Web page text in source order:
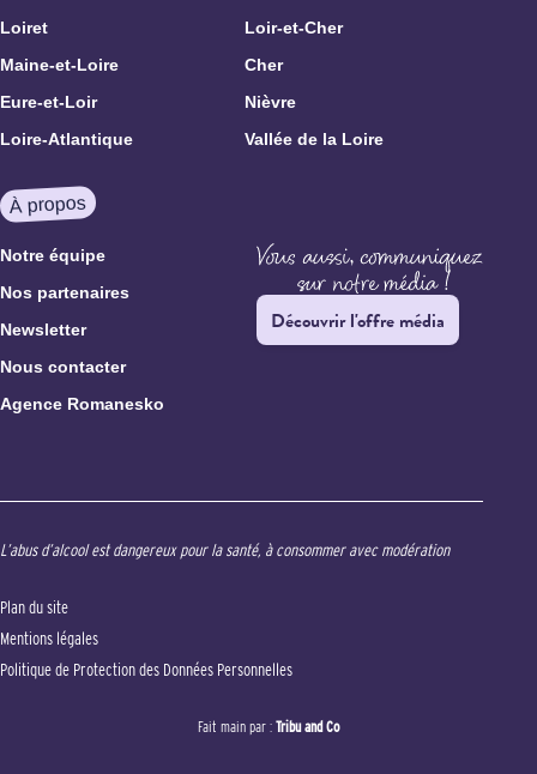
Loiret
Loir-et-Cher
Maine-et-Loire
Cher
Eure-et-Loir
Nièvre
Loire-Atlantique
Vallée de la Loire
À propos
Notre équipe
Nos partenaires
Newsletter
Nous contacter
Agence Romanesko
Découvrir l'offre média
L’abus d’alcool est dangereux pour la santé, à consommer avec modération
Plan du site
Mentions légales
Politique de Protection des Données Personnelles
Fait main par : Tribu and Co